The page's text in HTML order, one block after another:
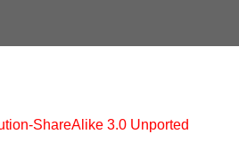
ShareAlike 3.0 Unported